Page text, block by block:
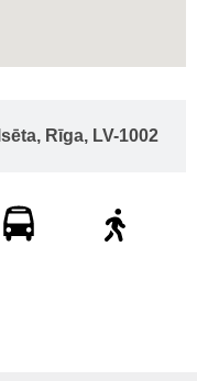
Rīga, LV-1002